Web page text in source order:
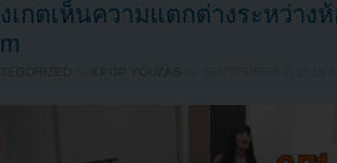
เกตเห็นความแตกต่างระหว่าง
KPOP YOUZAB